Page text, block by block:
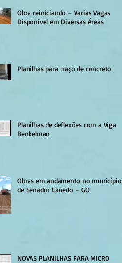
Obra reiniciando – Varias Vagas
Disponível em Diversas Áreas
Planilhas para traço de concreto
Planilhas de deflexões com a Viga
Benkelman
Obras em andamento no município
de Senador Canedo – GO
NOVAS PLANILHAS PARA MICRO